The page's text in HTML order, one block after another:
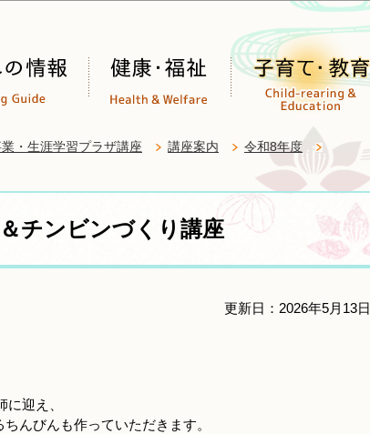
・生涯学習プラザ講座 講座案内
令和8年度
チンビンづくり講座
更新日：2026年5月13日
迎え、
んびんも作っていただきます。